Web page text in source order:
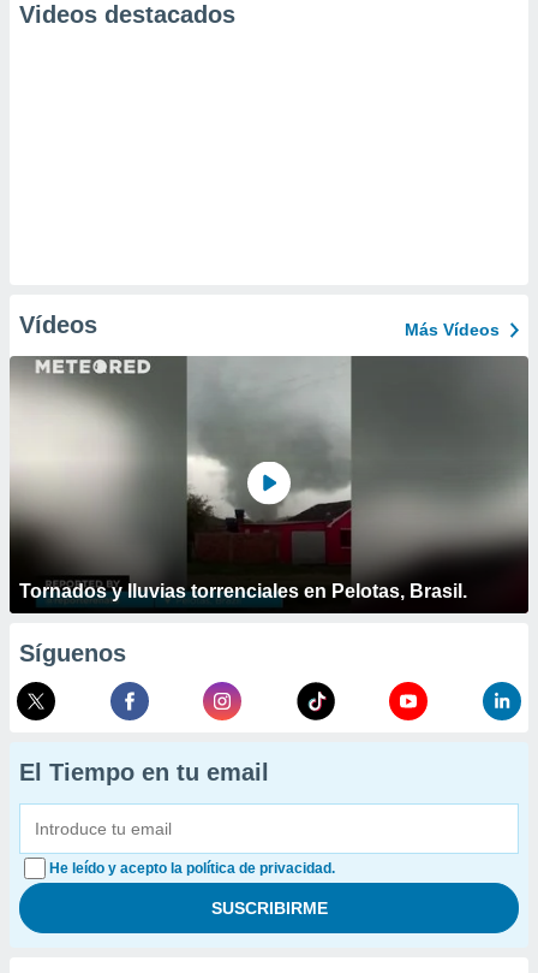
Videos destacados
Vídeos Más Vídeos
Tornados y lluvias torrenciales en Pelotas, Brasil.
Síguenos
El Tiempo en tu email
He leído y acepto la política de privacidad.